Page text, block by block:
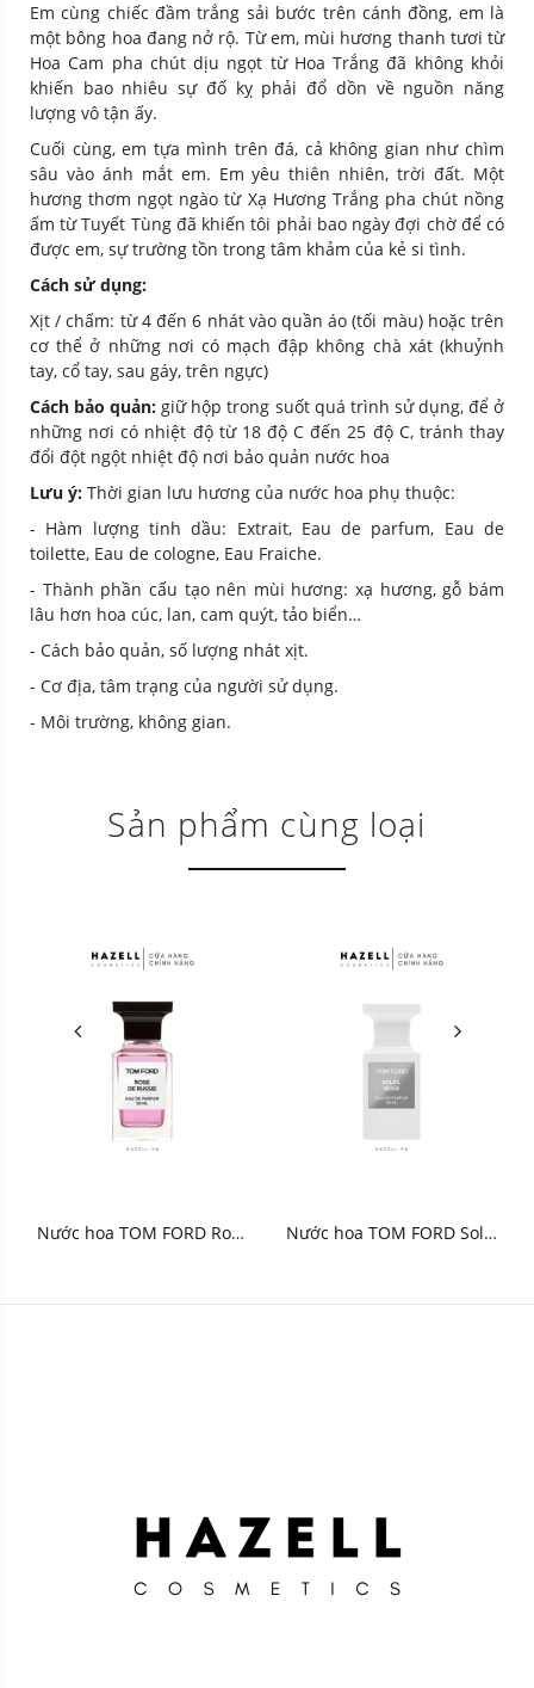
Em cùng chiếc đầm trắng sải bước trên cánh đồng, em là
một bông hoa đang nở rộ. Từ em, mùi hương thanh tươi từ
Hoa Cam pha chút dịu ngọt từ Hoa Trắng đã không khỏi
khiến bao nhiêu sự đố kỵ phải đổ dồn về nguồn năng
lượng vô tận ấy.
Cuối cùng, em tựa mình trên đá, cả không gian như chìm
sâu vào ánh mắt em. Em yêu thiên nhiên, trời đất. Một
hương thơm ngọt ngào từ Xạ Hương Trắng pha chút nồng
ấm từ Tuyết Tùng đã khiến tôi phải bao ngày đợi chờ để có
được em, sự trường tồn trong tâm khảm của kẻ si tình.
Cách sử dụng:
Xịt / chấm: từ 4 đến 6 nhát vào quần áo (tối màu) hoặc trên
cơ thể ở những nơi có mạch đập không chà xát (khuỷnh
tay, cổ tay, sau gáy, trên ngực)
Cách bảo quản: giữ hộp trong suốt quá trình sử dụng, để ở
những nơi có nhiệt độ từ 18 độ C đến 25 độ C, tránh thay
đổi đột ngột nhiệt độ nơi bảo quản nước hoa
Lưu ý: Thời gian lưu hương của nước hoa phụ thuộc:
- Hàm lượng tinh dầu: Extrait, Eau de parfum, Eau de
toilette, Eau de cologne, Eau Fraiche.
- Thành phần cấu tạo nên mùi hương: xạ hương, gỗ bám
lâu hơn hoa cúc, lan, cam quýt, tảo biển…
- Cách bảo quản, số lượng nhát xịt.
- Cơ địa, tâm trạng của người sử dụng.
- Môi trường, không gian.
Sản phẩm cùng loại
Nước hoa TOM FORD Rose
Nước hoa TOM FORD Solei